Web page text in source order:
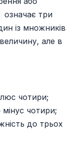
означає три
із множників
але в
чотири;
чотири;
до трьох